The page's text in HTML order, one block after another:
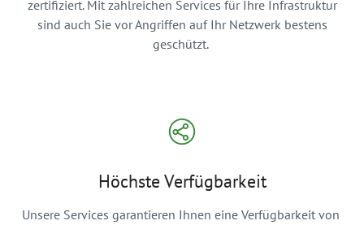
zertifiziert. Mit zahlreichen Services für Ihre Infrastruktur
sind auch Sie vor Angriffen auf Ihr Netzwerk bestens
geschützt.
Höchste Verfügbarkeit
Unsere Services garantieren Ihnen eine Verfügbarkeit von